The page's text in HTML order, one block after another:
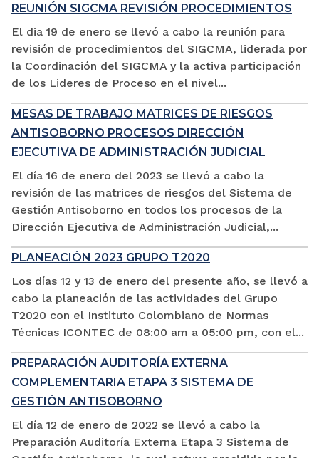
REUNIÓN SIGCMA REVISIÓN PROCEDIMIENTOS
El dia 19 de enero se llevó a cabo la reunión para
revisión de procedimientos del SIGCMA, liderada por
la Coordinación del SIGCMA y la activa participación
de los Lideres de Proceso en el nivel...
MESAS DE TRABAJO MATRICES DE RIESGOS
ANTISOBORNO PROCESOS DIRECCIÓN
EJECUTIVA DE ADMINISTRACIÓN JUDICIAL
El día 16 de enero del 2023 se llevó a cabo la
revisión de las matrices de riesgos del Sistema de
Gestión Antisoborno en todos los procesos de la
Dirección Ejecutiva de Administración Judicial,...
PLANEACIÓN 2023 GRUPO T2020
Los días 12 y 13 de enero del presente año, se llevó a
cabo la planeación de las actividades del Grupo
T2020 con el Instituto Colombiano de Normas
Técnicas ICONTEC de 08:00 am a 05:00 pm, con el...
PREPARACIÓN AUDITORÍA EXTERNA
COMPLEMENTARIA ETAPA 3 SISTEMA DE
GESTIÓN ANTISOBORNO
El día 12 de enero de 2022 se llevó a cabo la
Preparación Auditoría Externa Etapa 3 Sistema de